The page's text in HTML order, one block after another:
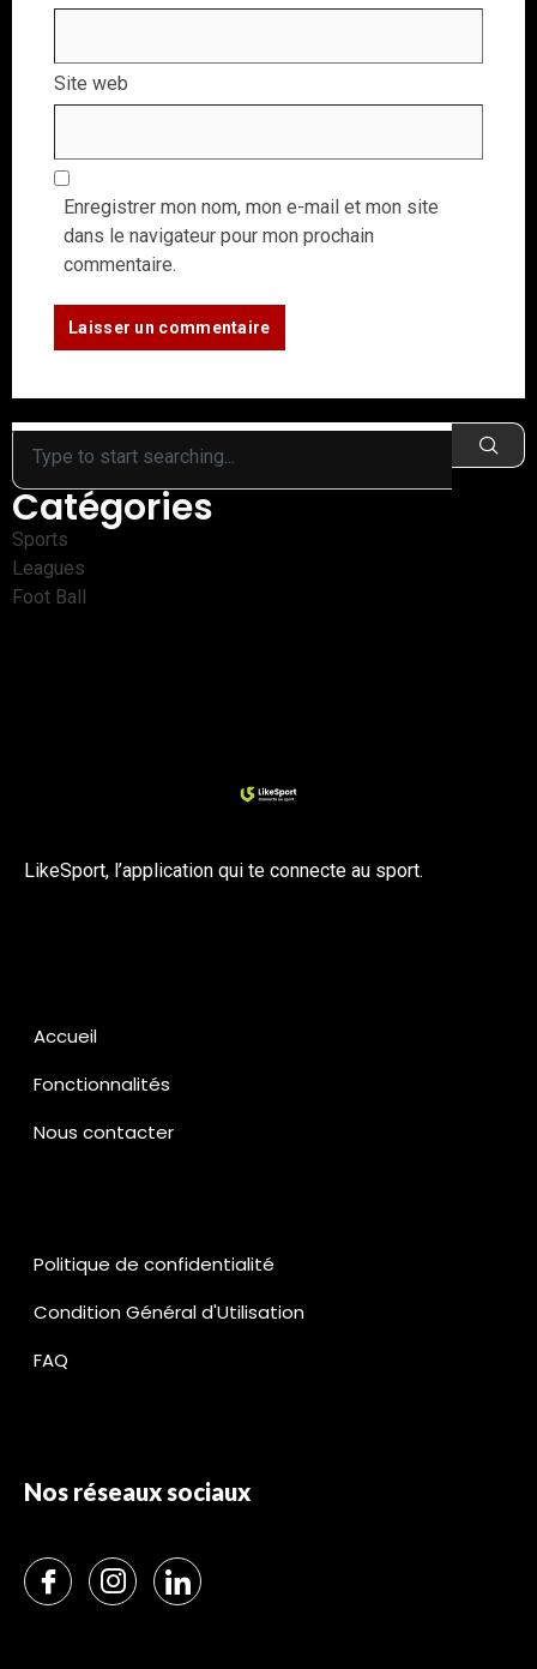
Site web
Enregistrer mon nom, mon e-mail et mon site
dans le navigateur pour mon prochain
commentaire.
Catégories
Sports
Leagues
Foot Ball
LikeSport, l’application qui te connecte au sport.
Accueil
Fonctionnalités
Nous contacter
Politique de confidentialité
Condition Général d'Utilisation
FAQ
Nos réseaux sociaux